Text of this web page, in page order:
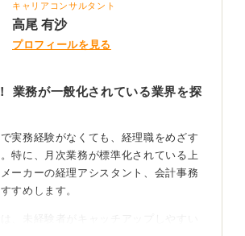
感なども経理職で活かせる資質として
ルしましょう。
に数字を処理するだけでなく、他部署
キルは非常に有利に働きます。
キャリアコンサルタント
高尾 有沙
プロフィールを見る
業務が一般化されている業界を探
実務経験がなくても、経理職をめざす
特に、月次業務が標準化されている上
ーカーの経理アシスタント、会計事務
すめします。
、未経験者がキャッチアップしやすい